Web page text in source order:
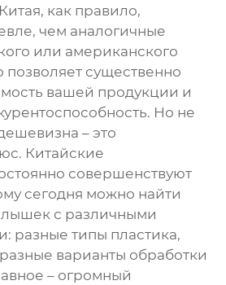
, как правило,
чем аналогичные
или американского
позволяет существенно
вашей продукции и
Но не
– это
Китайские
совершенствуют
сегодня можно найти
с различными
разные типы пластика,
варианты обработки
– огромный